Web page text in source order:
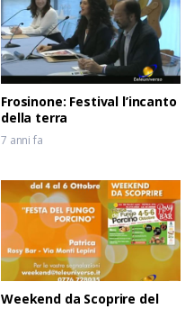
Frosinone: Festival l’incanto
della terra
7 anni fa
Weekend da Scoprire del